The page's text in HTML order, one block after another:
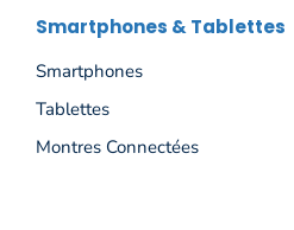
Smartphones & Tablettes
Smartphones
Tablettes
Montres Connectées